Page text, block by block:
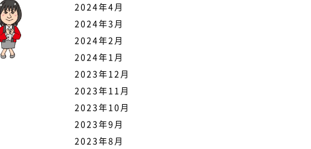
2024年4月
2024年3月
2024年2月
2024年1月
2023年12月
2023年11月
2023年10月
2023年9月
2023年8月